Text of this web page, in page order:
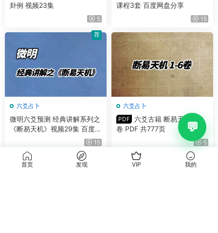
卦例 视频23集
5
课程3套 百度网盘分享
15
六爻占卜
微明六爻预测 经典讲解系列之
《断易天机》视频29集 百度网
15
荐
六爻占卜
PDF 六爻古籍 断易天机 1-6
卷 PDF 共777页
5
首页 发现 VIP 我的